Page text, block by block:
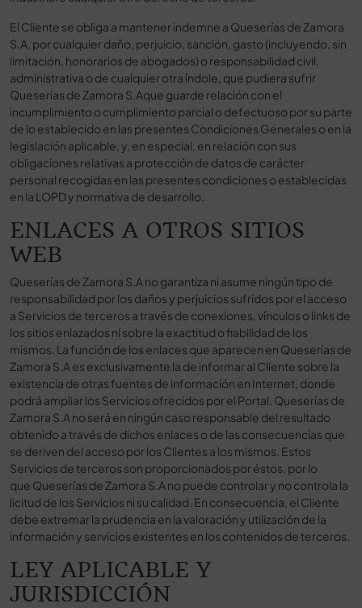
El Cliente se obliga a mantener indemne a Queserías de Zamora
S.A, por cualquier daño, perjuicio, sanción, gasto (incluyendo, sin
limitación, honorarios de abogados) o responsabilidad civil,
administrativa o de cualquier otra índole, que pudiera sufrir
Queserías de Zamora S.Aque guarde relación con el
incumplimiento o cumplimiento parcial o defectuoso por su parte
de lo establecido en las presentes Condiciones Generales o en la
legislación aplicable, y, en especial, en relación con sus
obligaciones relativas a protección de datos de carácter
personal recogidas en las presentes condiciones o establecidas
en la LOPD y normativa de desarrollo.
ENLACES A OTROS SITIOS
WEB
Queserías de Zamora S.A no garantiza ni asume ningún tipo de
responsabilidad por los daños y perjuicios sufridos por el acceso
a Servicios de terceros a través de conexiones, vínculos o links de
los sitios enlazados ni sobre la exactitud o fiabilidad de los
mismos. La función de los enlaces que aparecen en Queserías de
Zamora S.A es exclusivamente la de informar al Cliente sobre la
existencia de otras fuentes de información en Internet, donde
podrá ampliar los Servicios ofrecidos por el Portal. Queserías de
Zamora S.A no será en ningún caso responsable del resultado
obtenido a través de dichos enlaces o de las consecuencias que
se deriven del acceso por los Clientes a los mismos. Estos
Servicios de terceros son proporcionados por éstos, por lo
que Queserías de Zamora S.A no puede controlar y no controla la
licitud de los Servicios ni su calidad. En consecuencia, el Cliente
debe extremar la prudencia en la valoración y utilización de la
información y servicios existentes en los contenidos de terceros.
LEY APLICABLE Y
JURISDICCIÓN